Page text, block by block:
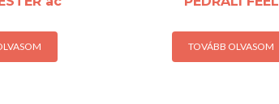
TOVÁBB OLVASOM